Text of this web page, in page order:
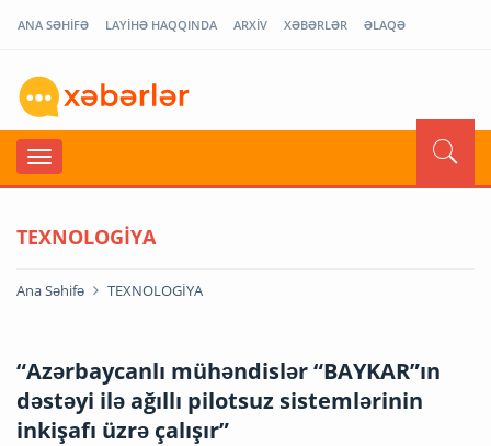
ANA SƏHİFƏ LAYİHƏ HAQQINDA ARXİV XƏBƏRLƏR ƏLAQƏ
TEXNOLOGİYA
Ana Səhifə TEXNOLOGİYA
“Azərbaycanlı mühəndislər “BAYKAR”ın
dəstəyi ilə ağıllı pilotsuz sistemlərinin
inkişafı üzrə çalışır”